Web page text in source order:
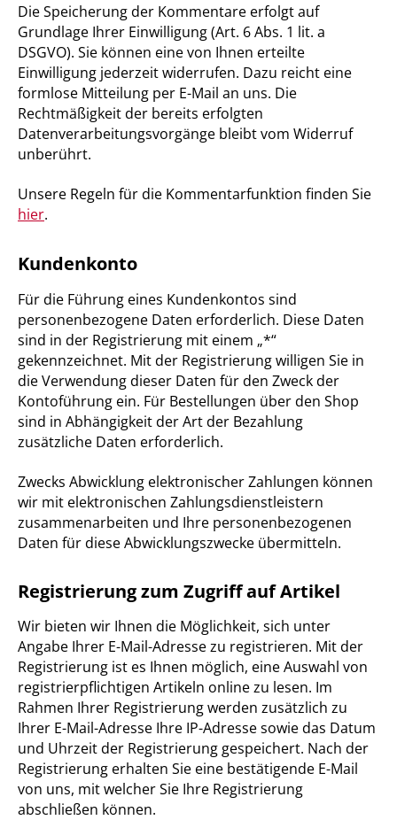
Die Speicherung der Kommentare erfolgt auf
Grundlage Ihrer Einwilligung (Art. 6 Abs. 1 lit. a
DSGVO). Sie können eine von Ihnen erteilte
Einwilligung jederzeit widerrufen. Dazu reicht eine
formlose Mitteilung per E-Mail an uns. Die
Rechtmäßigkeit der bereits erfolgten
Datenverarbeitungsvorgänge bleibt vom Widerruf
unberührt.
Unsere Regeln für die Kommentarfunktion finden Sie
hier.
Kundenkonto
Für die Führung eines Kundenkontos sind
personenbezogene Daten erforderlich. Diese Daten
sind in der Registrierung mit einem „*“
gekennzeichnet. Mit der Registrierung willigen Sie in
die Verwendung dieser Daten für den Zweck der
Kontoführung ein. Für Bestellungen über den Shop
sind in Abhängigkeit der Art der Bezahlung
zusätzliche Daten erforderlich.
Zwecks Abwicklung elektronischer Zahlungen können
wir mit elektronischen Zahlungsdienstleistern
zusammenarbeiten und Ihre personenbezogenen
Daten für diese Abwicklungszwecke übermitteln.
Registrierung zum Zugriff auf Artikel
Wir bieten wir Ihnen die Möglichkeit, sich unter
Angabe Ihrer E-Mail-Adresse zu registrieren. Mit der
Registrierung ist es Ihnen möglich, eine Auswahl von
registrierpflichtigen Artikeln online zu lesen. Im
Rahmen Ihrer Registrierung werden zusätzlich zu
Ihrer E-Mail-Adresse Ihre IP-Adresse sowie das Datum
und Uhrzeit der Registrierung gespeichert. Nach der
Registrierung erhalten Sie eine bestätigende E-Mail
von uns, mit welcher Sie Ihre Registrierung
abschließen können.